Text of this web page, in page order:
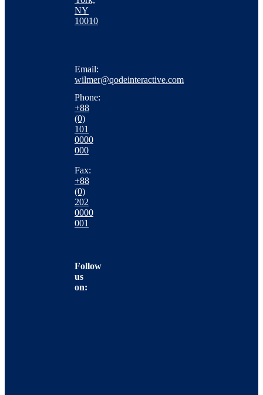
NY
10010
Email:
wilmer@qodeinteractive.com
Phone:
+88
(0)
101
0000
000
Fax:
+88
(0)
202
0000
001
Follow
us
on: